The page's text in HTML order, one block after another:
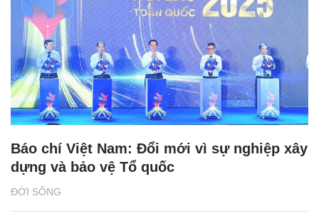
ĐỜI SỐNG
Báo chí Việt Nam: Đổi mới vì sự nghiệp xây
dựng và bảo vệ Tổ quốc